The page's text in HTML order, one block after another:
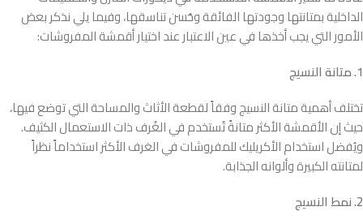
الداخلية بمتانتها وجودتها الفائقة وحُسن تناسقها، وفيما يلي نذكر بعض
الأمور التي يجب أخذها في عين الاعتبار عند اختيار أقمشة المفروشات:
1. متانة النسيج
تختلف أهمية متانة النسيج وفقاً لقطعة الأثاث والمساحة التي توضع فيها،
حيث إن الأقمشة الأكثر متانةً تُستخدم في الغُرف ذات الاستعمال الكثيف.
ويُفضل استخدام الأكريليك للمفروشات في الغرف الأكثر استخداماً نظراً
لمتانته الكبيرة وألوانه الجذابة.
2. نمط النسيج